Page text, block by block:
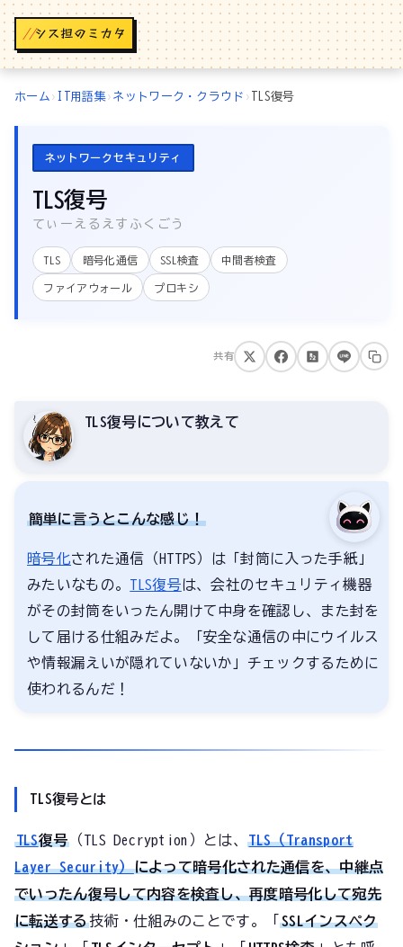
//
ホーム › IT用語集› ネットワーク・クラウド › TLS復号
ネットワークセキュリティ
TLS復号
てぃーえるえすふくごう
TLS 暗号化通信 SSL検査 中間者検査
ファイアウォール プロキシ
共有
TLS復号について教えて
簡単に言うとこんな感じ！
暗号化された通信（HTTPS）は「封筒に入った手紙」
みたいなもの。 TLS復号は、会社のセキュリティ機器
がその封筒をいったん開けて中身を確認し、また封を
して届ける仕組みだよ。「安全な通信の中にウイルス
や情報漏えいが隠れていないか」チェックするために
使われるんだ！
TLS復号とは
TLS復号（TLS Decryption）とは、 TLS（Transport
Layer Security）によって暗号化された通信を、中継点
でいったん復号して内容を検査し、再度暗号化して宛先
に転送する技術・仕組みのことです。「SSLインスペク